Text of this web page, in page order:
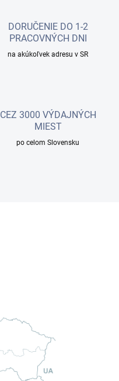
DORUČENIE DO 1-2
PRACOVNÝCH DNI
na akúkoľvek adresu v SR
CEZ 3000 VÝDAJNÝCH
MIEST
po celom Slovensku